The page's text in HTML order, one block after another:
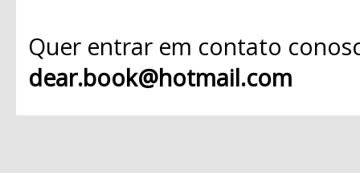
Quer entrar em contato
dear.book@hotmail.com